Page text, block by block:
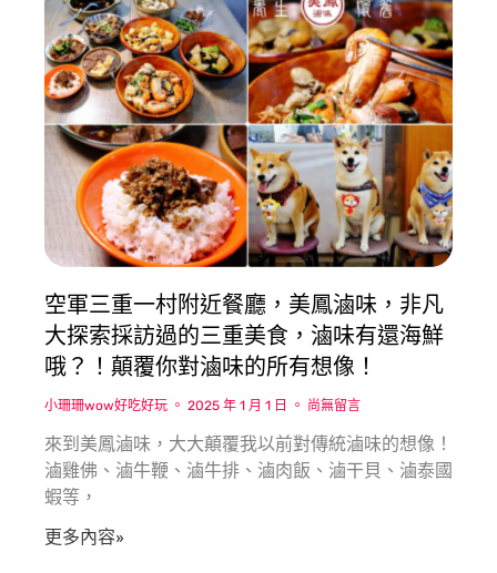
空軍三重一村附近餐廳，美鳳滷味，非凡
大探索採訪過的三重美食，滷味有還海鮮
哦？！顛覆你對滷味的所有想像！
小珊珊wow好吃好玩 2025 年 1 月 1 日 尚無留言
來到美鳳滷味，大大顛覆我以前對傳統滷味的想像！
滷雞佛、滷牛鞭、滷牛排、滷肉飯、滷干貝、滷泰國
蝦等，
更多內容»